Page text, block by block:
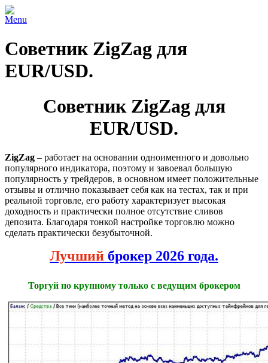
Menu
Советник ZigZag для
EUR/USD.
Советник ZigZag для
EUR/USD.
ZigZag – работает на основании одноименного и довольно
популярного индикатора, поэтому и завоевал большую
популярность у трейдеров, в основном имеет положительные
отзывы и отлично показывает себя как на тестах, так и при
реальной торговле, его работу характеризует высокая
доходность и практически полное отсутствие сливов
депозита. Благодаря тонкой настройке торговлю можно
сделать практически безубыточной.
Лучший брокер 2026 года.
Торгуй по крупному только с ведущим брокером